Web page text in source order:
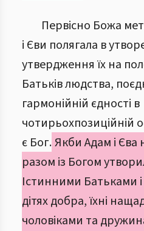
Первісно Божа
і Єви полягала в
утвердження їх на
Батьків людства,
гармонійній єдності в
чотирьохпозиційній
є Бог.Якби Адам і Єва
разом із Богом
Істинними Батьками
дітях добра, їхні
чоловіками та